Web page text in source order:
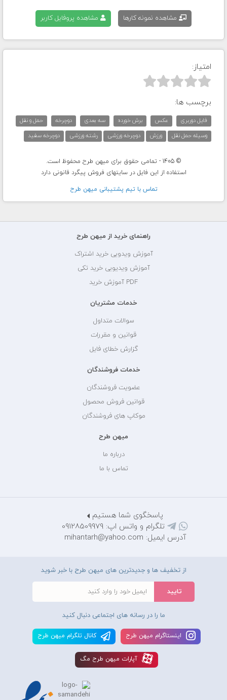
مشاهده نمونه کارها مشاهده پروفایل کاربر
امتیاز:



برچسب ها:
فایل دوربری عکس برش خورده سه بعدی دوچرخه
حمل و نقل
وسیله حمل نقل
ورزش دوچرخه ورزشی رشته ورزشی دوچرخه سفید
© 1405 - تمامی حقوق برای میهن طرح محفوظ است.
استفاده از این فایل در سایتهای فروش پیگرد قانونی دارد
تماس با تيم پشتيبانی ميهن طرح
راهنمای خرید از میهن طرح
آموزش ویدویی خرید اشتراک
آموزش ویدیویی خرید تکی
PDF آموزش خرید
خدمات مشتریان
سوالات متداول
قوانین و مقررات
گزارش خطای فایل
خدمات فروشندگان
عضویت فروشندگان
قوانین فروش محصول
موکاپ های فروشندگان
میهن طرح
درباره ما
تماس با ما
پاسخگوی شما هستیم
تلگرام و واتس اپ: 09128509979
آدرس ایمیل: mihantarh@yahoo.com
از تخفیف ها و جدیدترین های میهن طرح با خبر شوید
ما را در رسانه های اجتماعی دنبال کنید
اينستاگرام ميهن طرح کانال تلگرام ميهن طرح
آپارات ميهن طرح مگ